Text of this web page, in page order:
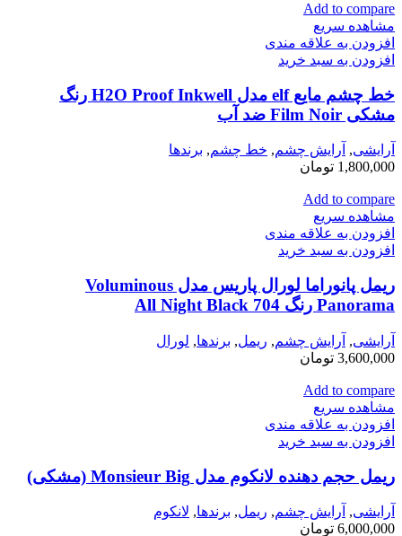
Add to compare
مشاهده سریع
افزودن به علاقه مندی
افزودن به سبد خرید
خط چشم مایع elf مدل H2O Proof Inkwell رنگ
مشکی Film Noir ضد آب
آرایشی, آرايش چشم, خط چشم, برندها
1,800,000 تومان
Add to compare
مشاهده سریع
افزودن به علاقه مندی
افزودن به سبد خرید
ریمل پانوراما لورال پاریس مدل Voluminous
Panorama رنگ 704 All Night Black
آرایشی, آرايش چشم, ريمل, برندها, لورال
3,600,000 تومان
Add to compare
مشاهده سریع
افزودن به علاقه مندی
افزودن به سبد خرید
ریمل حجم دهنده لانکوم مدل Monsieur Big (مشکی)
آرایشی, آرايش چشم, ريمل, برندها, لانكوم
6,000,000 تومان